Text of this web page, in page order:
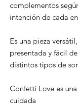
complementos
intención de cada
Es una pieza
presentada y fácil
distintos tipos de
Confetti Love es
cuidada